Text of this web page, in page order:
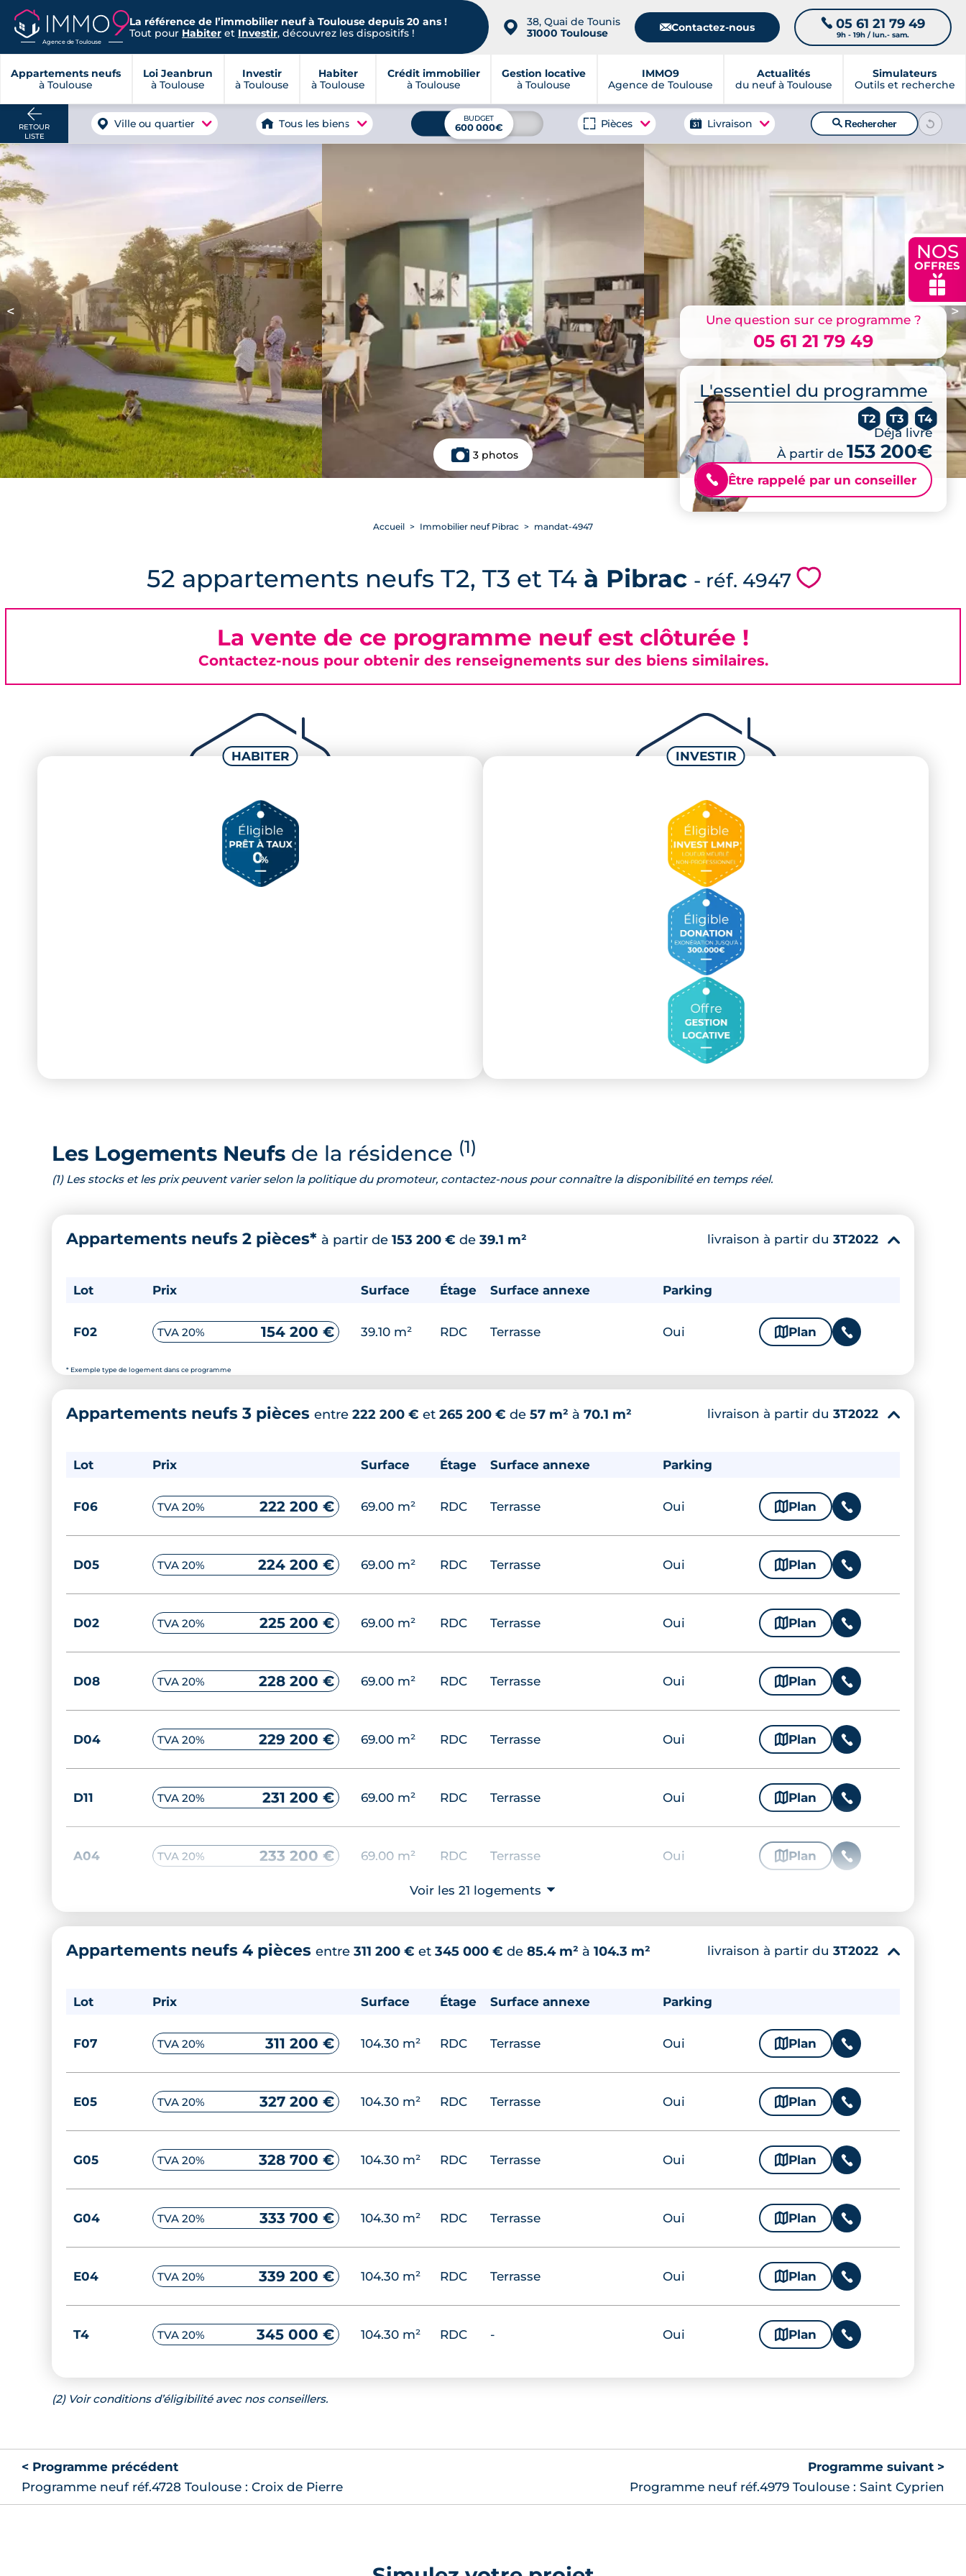
Agence de Toulouse
La référence de l’immobilier neuf à Toulouse depuis 20 ans !
Tout pour Habiter et Investir, découvrez les dispositifs ! 📍
38, Quai de Tounis
31000 Toulouse
📧Contactez-nous 📞 05 61 21 79 49
9h - 19h / lun.- sam.
Appartements neufs
à Toulouse
Loi Jeanbrun
à Toulouse
Investir
à Toulouse
Habiter
à Toulouse
Crédit immobilier
à Toulouse
Gestion locative
à Toulouse
IMMO9
Agence de Toulouse
Actualités
du neuf à Toulouse
Simulateurs
Outils et recherche
NOS
OFFRES
🎁
RETOUR
LISTE
Ville ou quartier Tous les biens BUDGET
600 000€ Pièces Livraison 🔍Rechercher
< >
3 photos
Une question sur ce programme ?
05 61 21 79 49
L'essentiel du programme
T2 T3 T4
Déjà livré
À partir de 153 200€
📞 Être rappelé par un conseiller
Accueil Immobilier neuf Pibrac mandat-4947
52 appartements neufs T2, T3 et T4 à Pibrac - réf. 4947 💗
La vente de ce programme neuf est clôturée !
Contactez-nous pour obtenir des renseignements sur des biens similaires.
Les Logements Neufs de la résidence (1)
(1) Les stocks et les prix peuvent varier selon la politique du promoteur, contactez-nous pour connaître la disponibilité en temps réel.
Appartements neufs 2 pièces* à partir de 153 200 € de 39.1 m²
* Exemple type de logement dans ce programme
livraison à partir du 3T2022 ▾
Lot Prix Surface Étage Surface annexe Parking
F02 TVA 20% 154 200 € 39.10 m² RDC Terrasse Oui 🗞 Plan 📞
Appartements neufs 3 pièces entre 222 200 € et 265 200 € de 57 m² à 70.1 m² livraison à partir du 3T2022 ▾
Lot Prix Surface Étage Surface annexe Parking
F06 TVA 20% 222 200 € 69.00 m² RDC Terrasse Oui 🗞 Plan 📞
D05 TVA 20% 224 200 € 69.00 m² RDC Terrasse Oui 🗞 Plan 📞
D02 TVA 20% 225 200 € 69.00 m² RDC Terrasse Oui 🗞 Plan 📞
D08 TVA 20% 228 200 € 69.00 m² RDC Terrasse Oui 🗞 Plan 📞
D04 TVA 20% 229 200 € 69.00 m² RDC Terrasse Oui 🗞 Plan 📞
D11 TVA 20% 231 200 € 69.00 m² RDC Terrasse Oui 🗞 Plan 📞
A04 TVA 20% 233 200 € 69.00 m² RDC Terrasse Oui 🗞Plan 📞
A05 TVA 20% 233 200 € 69.00 m² RDC Terrasse Oui 🗞Plan 📞
TVA 20% 238 200 € 🗞Plan 📞
TVA 20% 239 200 € 🗞Plan 📞
TVA 20% 240 700 € 🗞Plan 📞
TVA 20% 240 700 € 🗞Plan 📞
TVA 20% 243 000 € 🗞Plan 📞
TVA 20% 244 200 € 🗞Plan 📞
F01 TVA 20% 248 200 € 69.00 m² RDC Loggia Oui 🗞Plan 📞
TVA 20% 260 200 €
Voir les 21 logements ⮟
Appartements neufs 4 pièces entre 311 200 € et 345 000 € de 85.4 m² à 104.3 m² livraison à partir du 3T2022 ▾
Lot Prix Surface Étage Surface annexe Parking
F07 TVA 20% 311 200 € 104.30 m² RDC Terrasse Oui 🗞 Plan 📞
E05 TVA 20% 327 200 € 104.30 m² RDC Terrasse Oui 🗞 Plan 📞
G05 TVA 20% 328 700 € 104.30 m² RDC Terrasse Oui 🗞 Plan 📞
G04 TVA 20% 333 700 € 104.30 m² RDC Terrasse Oui 🗞 Plan 📞
E04 TVA 20% 339 200 € 104.30 m² RDC Terrasse Oui 🗞 Plan 📞
T4 TVA 20% 345 000 € 104.30 m² RDC - Oui 🗞 Plan 📞
(2) Voir conditions d’éligibilité avec nos conseillers.
< Programme précédent
Programme neuf réf.4728 Toulouse : Croix de Pierre
Programme suivant >
Programme neuf réf.4979 Toulouse : Saint Cyprien